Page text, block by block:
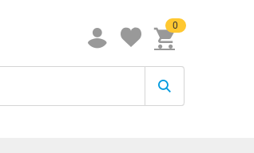
0